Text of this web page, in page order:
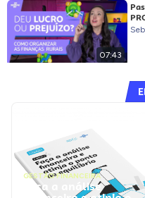
07:43
GESTÃO FINANCEIRA
Faça a análise